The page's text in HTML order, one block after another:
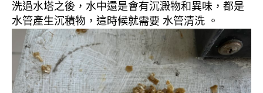
洗過水塔之後，水中還是會有沉澱物和異味，都是
水管產生沉積物，這時候就需要 水管清洗 。